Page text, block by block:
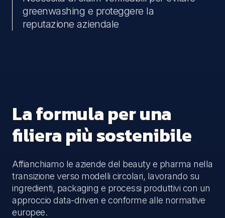
greenwashing e proteggere la
reputazione aziendale
La formula per una
filiera più sostenibile
Affianchiamo le aziende del beauty e pharma nella
transizione verso modelli circolari, lavorando su
ingredienti, packaging e processi produttivi con un
approccio data-driven e conforme alle normative
europee.